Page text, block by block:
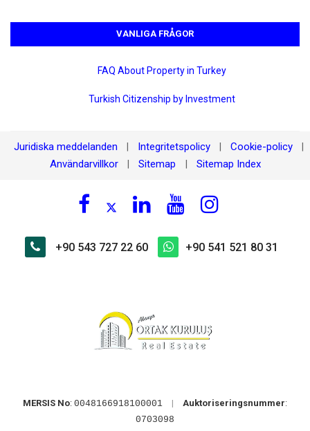
VANLIGA FRÅGOR
FAQ About Property in Turkey
Turkish Citizenship by Investment
Juridiska meddelanden Integritetspolicy Cookie-policy
Användarvillkor Sitemap Sitemap Index
+90 543 727 22 60 +90 541 521 80 31
MERSIS No: 0048166918100001 | Auktoriseringsnummer:
0703098